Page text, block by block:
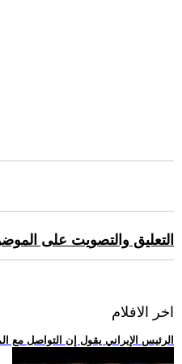
التعليق والتصويت على
اخر الافلام
.. الرئيس الإيراني يقول إن التواصل